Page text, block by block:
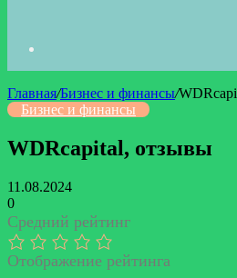
Главная/Бизнес и финансы/
Бизнес и финансы
WDRcapital, отзывы
11.08.2024
0
Средний рейтинг
Отображение рейтинга